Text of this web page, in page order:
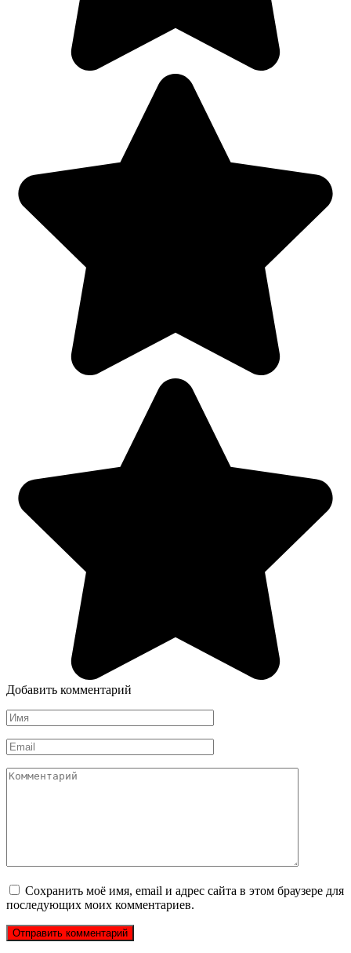
Добавить комментарий
Имя
*
Email
*
Комментарий
Сохранить моё имя, email и адрес сайта в этом браузере для
последующих моих комментариев.